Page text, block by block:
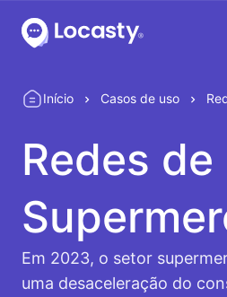
Início Casos de uso
Redes de
Em 2023, o setor
uma desaceleração do